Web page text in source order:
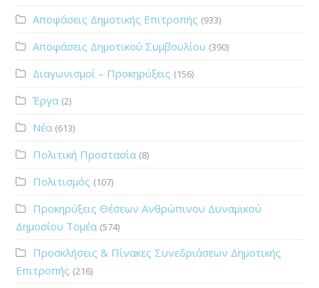
Αποφάσεις Δημοτικής Επιτροπής (933)
Αποφάσεις Δημοτικού Συμβουλίου (390)
Διαγωνισμοί – Προκηρύξεις (156)
Έργα (2)
Νέα (613)
Πολιτική Προστασία (8)
Πολιτισμός (107)
Προκηρύξεις Θέσεων Ανθρώπινου Δυναμικού
Δημοσίου Τομέα (574)
Προσκλήσεις & Πίνακες Συνεδριάσεων Δημοτικής
Επιτροπής (216)